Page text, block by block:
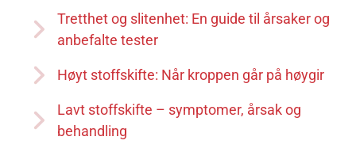
Tretthet og slitenhet: En guide til årsaker og
anbefalte tester
Høyt stoffskifte: Når kroppen går på høygir
Lavt stoffskifte – symptomer, årsak og
behandling